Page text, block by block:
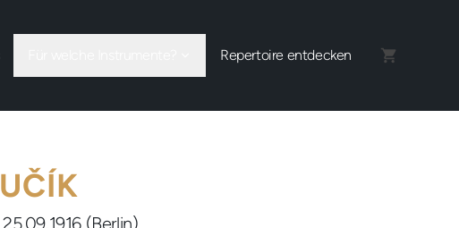
Repertoire entdecken
(Berlin)